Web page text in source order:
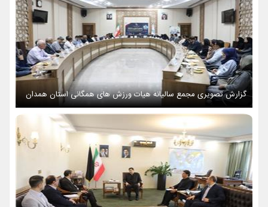
گزارش تصویری مجمع سالیانه هیات ورزش های همگانی استان همدان